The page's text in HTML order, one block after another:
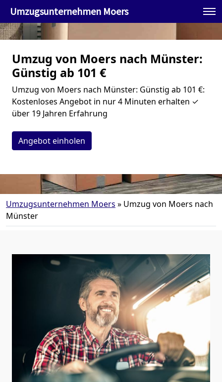
Umzugsunternehmen Moers
Umzug von Moers nach Münster:
Günstig ab 101 €
Umzug von Moers nach Münster: Günstig ab 101 €:
Kostenloses Angebot in nur 4 Minuten erhalten ✓
über 19 Jahren Erfahrung
Angebot einholen
Umzugsunternehmen Moers » Umzug von Moers nach
Münster